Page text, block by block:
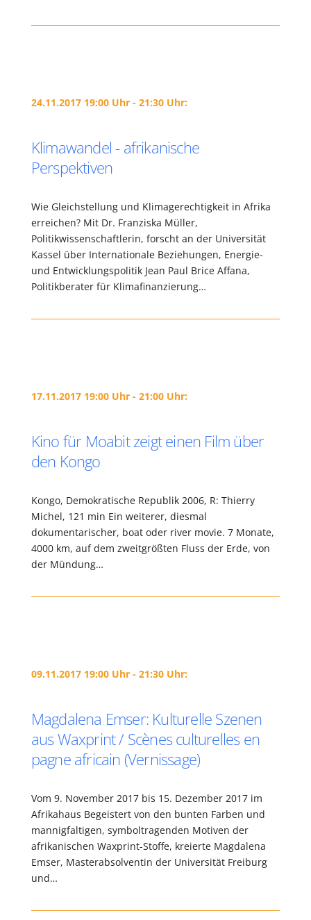
24.11.2017 19:00 Uhr - 21:30 Uhr:
Klimawandel - afrikanische
Perspektiven
Wie Gleichstellung und Klimagerechtigkeit in Afrika
erreichen? Mit Dr. Franziska Müller,
Politikwissenschaftlerin, forscht an der Universität
Kassel über Internationale Beziehungen, Energie-
und Entwicklungspolitik Jean Paul Brice Affana,
Politikberater für Klimafinanzierung…
17.11.2017 19:00 Uhr - 21:00 Uhr:
Kino für Moabit zeigt einen Film über
den Kongo
Kongo, Demokratische Republik 2006, R: Thierry
Michel, 121 min Ein weiterer, diesmal
dokumentarischer, boat oder river movie. 7 Monate,
4000 km, auf dem zweitgrößten Fluss der Erde, von
der Mündung…
09.11.2017 19:00 Uhr - 21:30 Uhr:
Magdalena Emser: Kulturelle Szenen
aus Waxprint / Scènes culturelles en
pagne africain (Vernissage)
Vom 9. November 2017 bis 15. Dezember 2017 im
Afrikahaus Begeistert von den bunten Farben und
mannigfaltigen, symboltragenden Motiven der
afrikanischen Waxprint-Stoffe, kreierte Magdalena
Emser, Masterabsolventin der Universität Freiburg
und…